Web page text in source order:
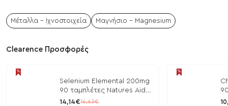
Μέταλλα - Ιχνοστοιχεία Μαγνήσιο - Magnesium
Clearence Προσφορές
Selenium Elemental 200mg
90 ταμπλέτες Natures Aid
/ Μέταλλα
14,14€16,63€
/